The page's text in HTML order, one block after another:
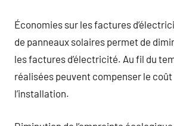
Économies sur les factures
de panneaux solaires permet de
les factures d’électricité. Au fil du
réalisées peuvent compenser le
l’installation.